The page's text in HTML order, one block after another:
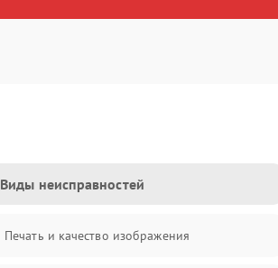
Виды неисправностей
Печать и качество изображения